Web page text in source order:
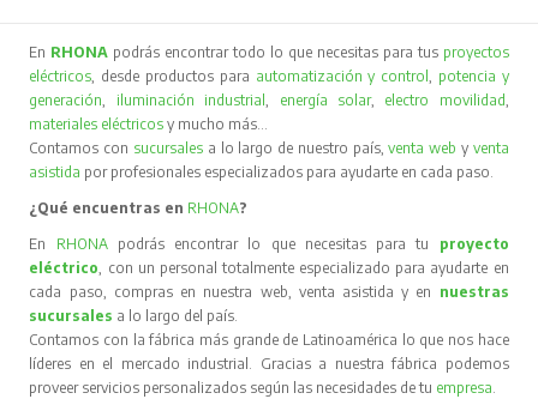
En RHONA podrás encontrar todo lo que necesitas para tus proyectos
eléctricos, desde productos para automatización y control, potencia y
generación, iluminación industrial, energía solar, electro movilidad,
materiales eléctricos y mucho más…
Contamos con sucursales a lo largo de nuestro país,venta web y venta
asistida por profesionales especializados para ayudarte en cada paso.
¿Qué encuentras en RHONA?
En RHONA podrás encontrar lo que necesitas para tu proyecto
eléctrico, con un personal totalmente especializado para ayudarte en
cada paso, compras en nuestra web, venta asistida y en nuestras
sucursales a lo largo del país.
Contamos con la fábrica más grande de Latinoamérica lo que nos hace
líderes en el mercado industrial. Gracias a nuestra fábrica podemos
proveer servicios personalizados según las necesidades de tu empresa.